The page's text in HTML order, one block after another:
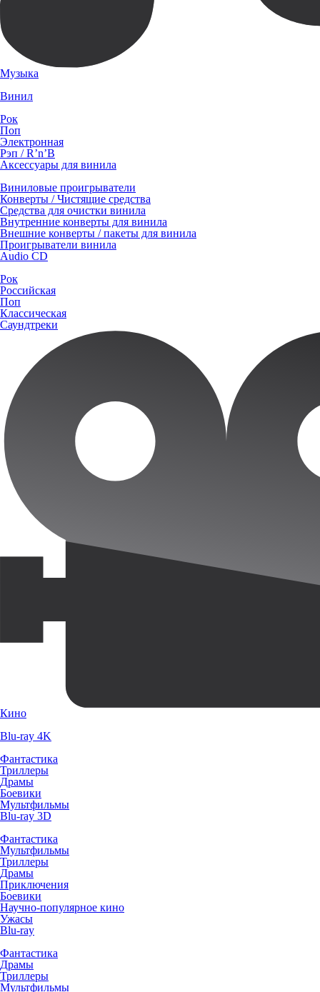
Музыка
Винил
Рок
Поп
Электронная
Рэп / R’n’B
Аксессуары для винила
Виниловые проигрыватели
Конверты / Чистящие средства
Средства для очистки винила
Внутренние конверты для винила
Внешние конверты / пакеты для винила
Проигрыватели винила
Audio CD
Рок
Российская
Поп
Классическая
Саундтреки
Кино
Blu-ray 4K
Фантастика
Триллеры
Драмы
Боевики
Мультфильмы
Blu-ray 3D
Фантастика
Мультфильмы
Триллеры
Драмы
Приключения
Боевики
Научно-популярное кино
Ужасы
Blu-ray
Фантастика
Драмы
Триллеры
Мультфильмы